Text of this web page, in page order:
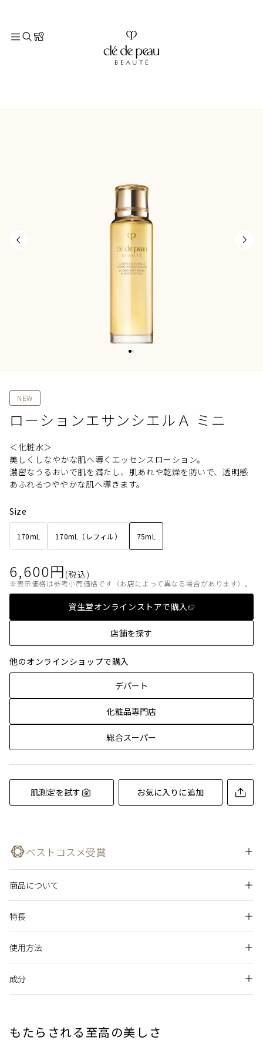
NEW
ローションエサンシエルＡ ミニ
＜化粧水＞
美しくしなやかな肌へ導くエッセンスローション。
濃密なうるおいで肌を満たし、肌あれや乾燥を防いで、透明感
あふれるつややかな肌へ導きます。
Size
170mL 170mL（レフィル） 75mL
6,600円 (税込)
表示価格は参考小売価格です（お店によって異なる場合があります）。
資生堂オンラインストアで購入
店舗を探す
他のオンラインショップで購入
デパート
化粧品専門店
総合スーパー
肌測定を試す お気に入りに追加
ベストコスメ受賞
MAQUIA ベストコスメ2025下半期スキンケアライン部門 1位
美的 ベストコスメ2025下半期スキンケア部門 化粧水編 1位
VOCE 2025年下半期賢者が選ぶベストコスメスキンケアライ
ン部門 2位
美ST 美ST SSTベストコスメ2025下半期スキンケアライン賞
2位
CLASSY. THE「パフォーマンス美容」ベストコスメ2025プレ
美的 ベストコスメ2025下半期スキンケア部門 発酵コスメ編 3
位
商品について
輝き続ける肌のために。
たっぷりの発酵エキスを角層深部*1に閉じ込める独自の浸透技
術により、美しくしなやかな肌へ導くエッセンスローション。
独自成分プレシャス米麹発酵エキス*2（保湿）配合。効果的に
特長
クレ・ド・ポー ボーテのスキンケアは、40年以上にも及ぶ独自
の皮ふ科学研究から「肌の知性」*2に着目し、輝き続ける肌を
サポートするための鍵を見出しました。
独自成分ラディアントリリーエキスGL*3（保湿・整肌）配合。
ます。
使用方法
コットンまたは手に500円硬貨大よりやや大きめにたっぷりと
り、ていねいになじませます。
の丸みにフィットさせてなじませます。
成分
水,アスペルギルス培養物,ＢＧ,グリセリン,ＰＥＧ－８,１，２－
ヘキサンジオール,トレハロース,メチルグルセス－１０,ヒドロ
もたらされる至高の美しさ